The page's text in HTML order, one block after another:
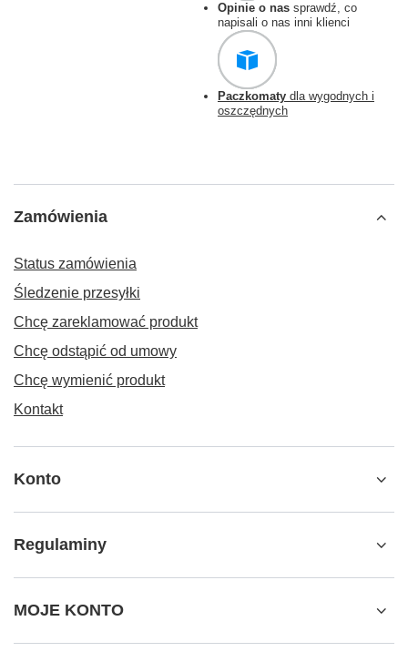
Opinie o nas sprawdź, co
napisali o nas inni klienci
Paczkomaty dla wygodnych i
oszczędnych
Zamówienia
Status zamówienia
Śledzenie przesyłki
Chcę zareklamować produkt
Chcę odstąpić od umowy
Chcę wymienić produkt
Kontakt
Konto
Regulaminy
MOJE KONTO